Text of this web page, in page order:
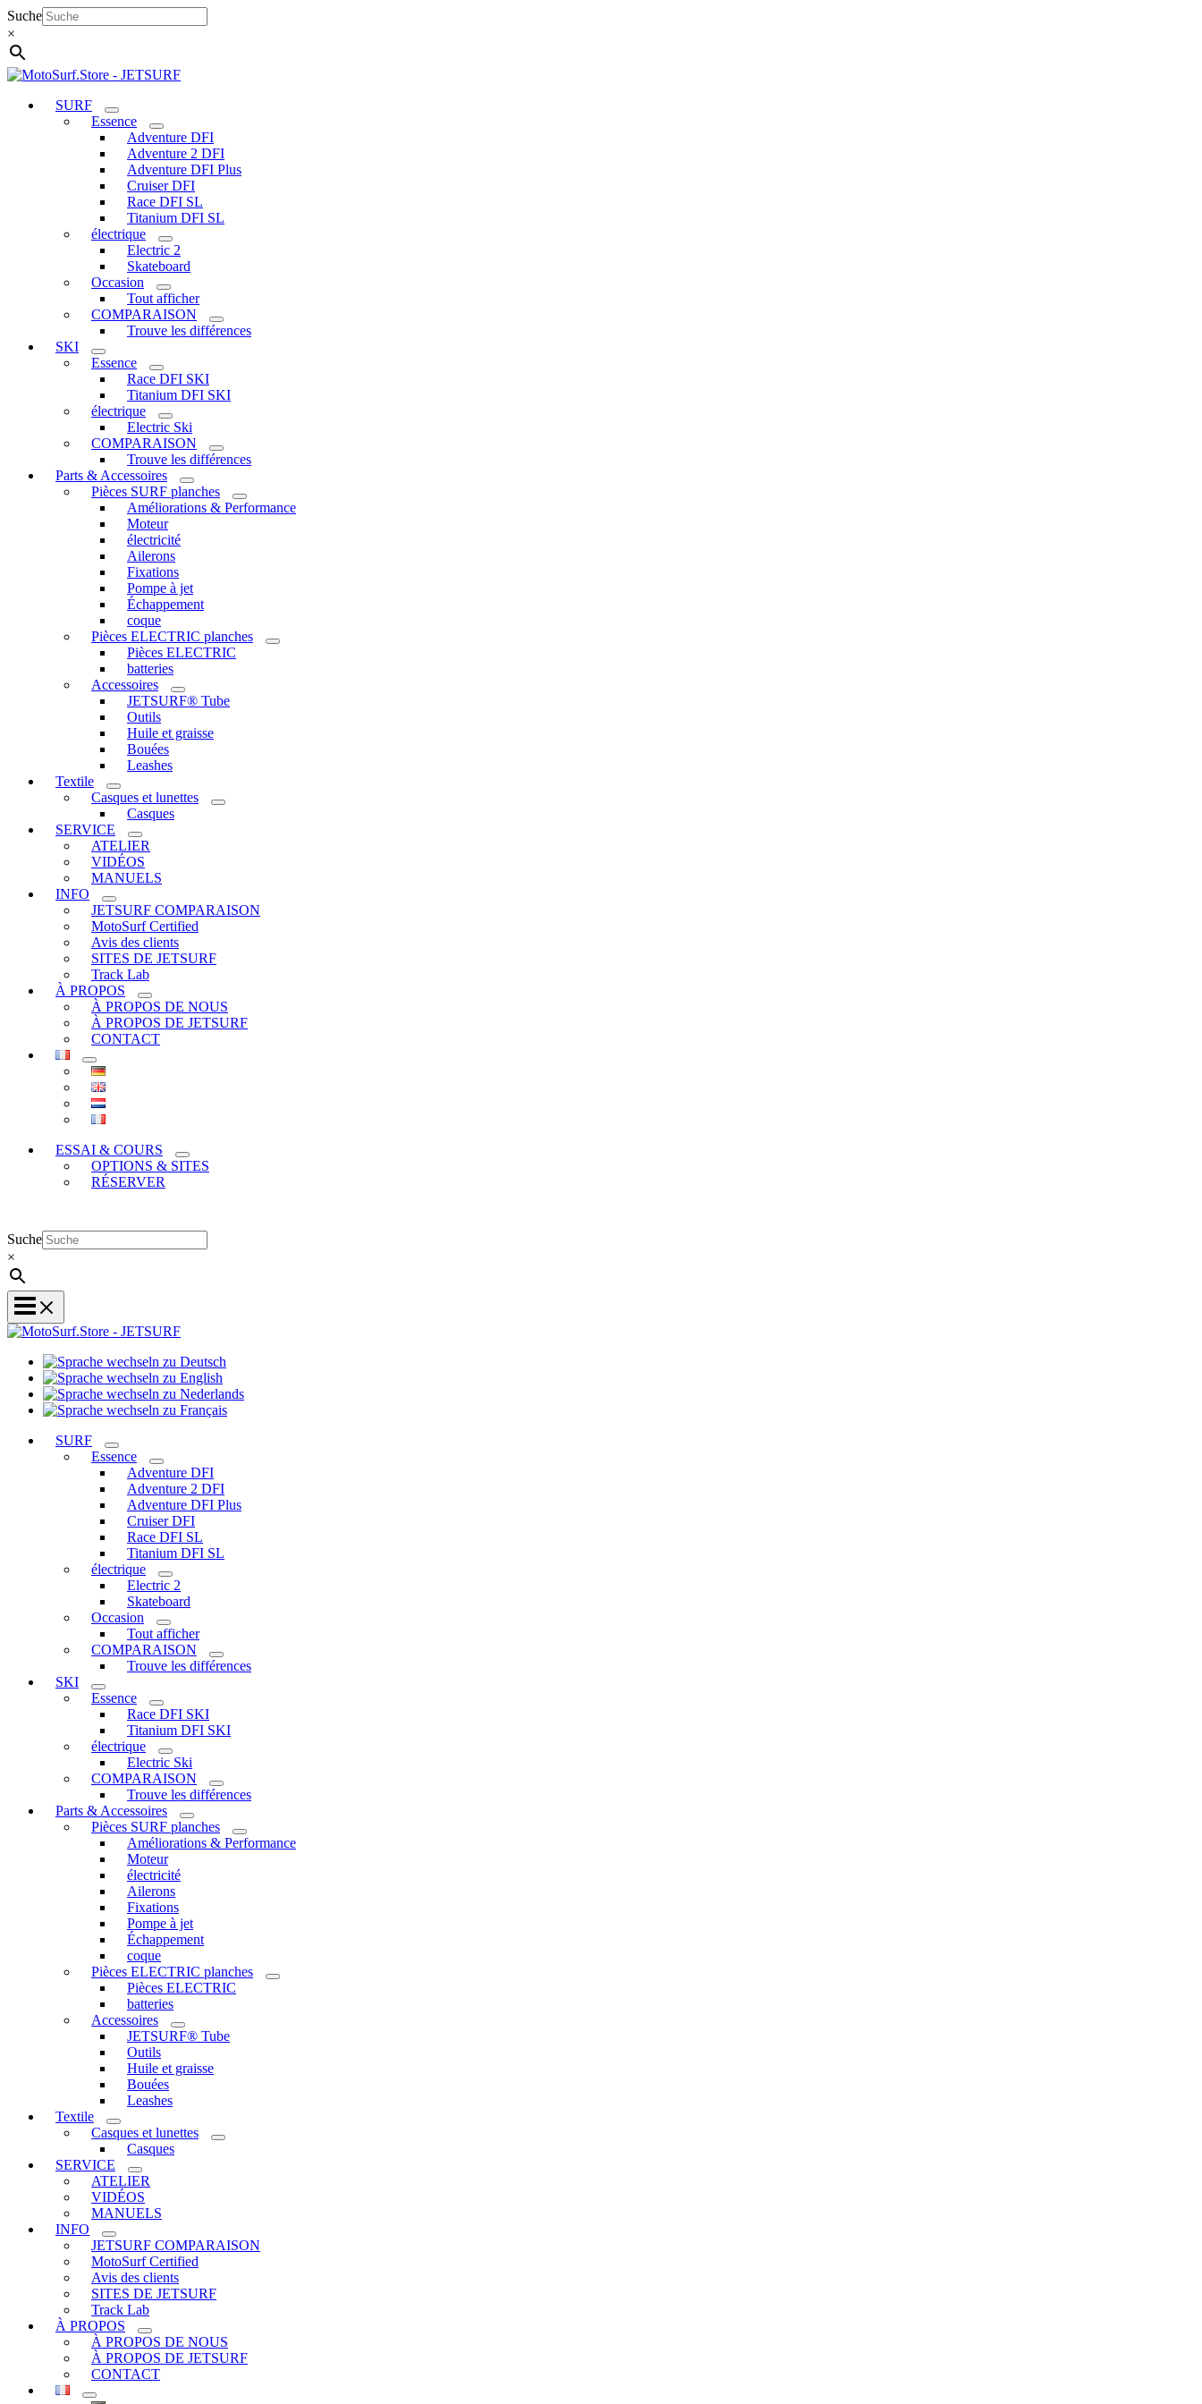
Aller
au
contenu
Suche
×
SURF
Essence
Adventure DFI
Adventure 2 DFI
Adventure DFI Plus
Cruiser DFI
Race DFI SL
Titanium DFI SL
électrique
Electric 2
Skateboard
Occasion
Tout afficher
COMPARAISON
Trouve les différences
SKI
Essence
Race DFI SKI
Titanium DFI SKI
électrique
Electric Ski
COMPARAISON
Trouve les différences
Parts & Accessoires
Pièces SURF planches
Améliorations & Performance
Moteur
électricité
Ailerons
Fixations
Pompe à jet
Échappement
coque
Pièces ELECTRIC planches
Pièces ELECTRIC
batteries
Accessoires
JETSURF® Tube
Outils
Huile et graisse
Bouées
Leashes
Textile
Casques et lunettes
Casques
SERVICE
ATELIER
VIDÉOS
MANUELS
INFO
JETSURF COMPARAISON
MotoSurf Certified
Avis des clients
SITES DE JETSURF
Track Lab
À PROPOS
À PROPOS DE NOUS
À PROPOS DE JETSURF
CONTACT
ESSAI & COURS
OPTIONS & SITES
RÉSERVER
Suche
×
zu
Deutsch
wechseln
zu
Sprache
Sprache
SURF
Essence
Adventure DFI
Adventure 2 DFI
Adventure DFI Plus
Cruiser DFI
Race DFI SL
Titanium DFI SL
électrique
Electric 2
Skateboard
Occasion
Tout afficher
COMPARAISON
Trouve les différences
SKI
Essence
Race DFI SKI
Titanium DFI SKI
électrique
Electric Ski
COMPARAISON
Trouve les différences
Parts & Accessoires
Pièces SURF planches
Améliorations & Performance
Moteur
électricité
Ailerons
Fixations
Pompe à jet
Échappement
coque
Pièces ELECTRIC planches
Pièces ELECTRIC
batteries
Accessoires
JETSURF® Tube
Outils
Huile et graisse
Bouées
Leashes
Textile
Casques et lunettes
Casques
SERVICE
ATELIER
VIDÉOS
MANUELS
INFO
JETSURF COMPARAISON
MotoSurf Certified
Avis des clients
SITES DE JETSURF
Track Lab
À PROPOS
À PROPOS DE NOUS
À PROPOS DE JETSURF
CONTACT